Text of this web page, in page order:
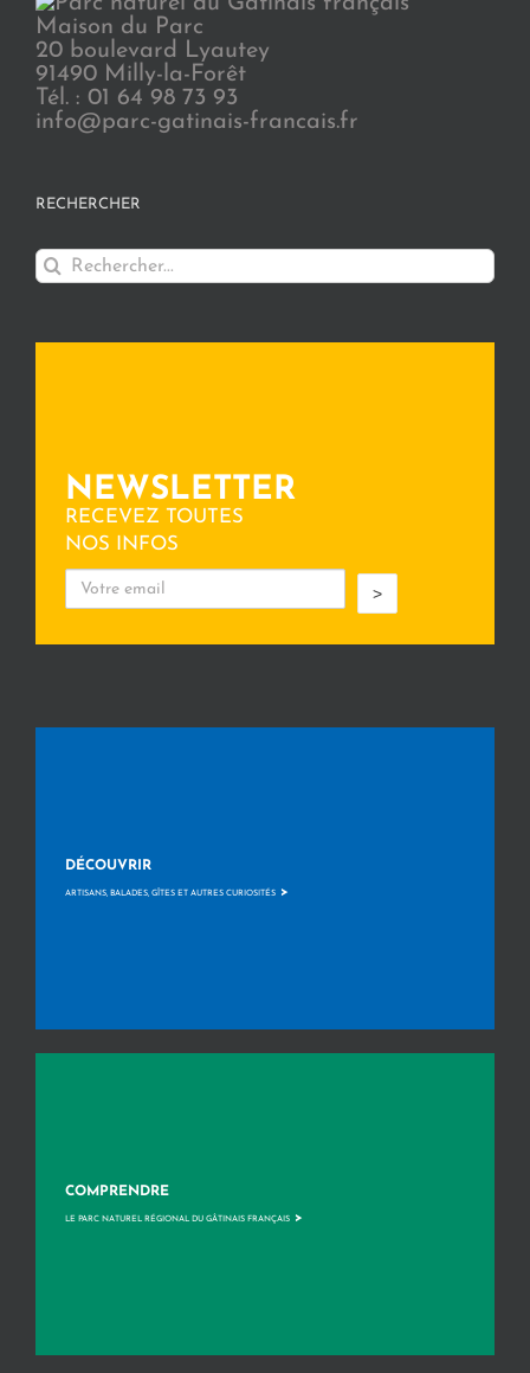
Maison du Parc
20 boulevard Lyautey
91490 Milly-la-Forêt
Tél. : 01 64 98 73 93
info@parc-gatinais-francais.fr
RECHERCHER
Rechercher:
NEWSLETTER
RECEVEZ TOUTES
NOS INFOS
>
DÉCOUVRIR
ARTISANS, BALADES, GÎTES ET AUTRES CURIOSITÉS >
COMPRENDRE
LE PARC NATUREL RÉGIONAL DU GÂTINAIS FRANÇAIS >